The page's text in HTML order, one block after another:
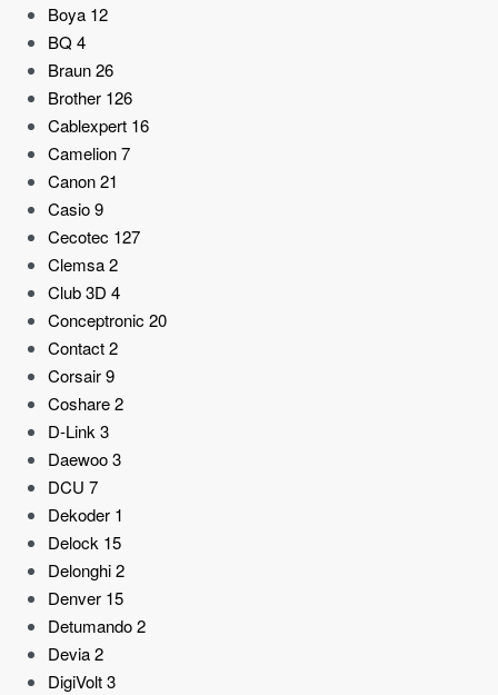
Boya 12
BQ 4
Braun26
Brother 126
Cablexpert 16
Camelion7
Canon21
Casio9
Cecotec 127
Clemsa2
Club 3D 4
Conceptronic 20
Contact2
Corsair9
Coshare2
D-Link3
Daewoo3
DCU 7
Dekoder 1
Delock 15
Delonghi2
Denver 15
Detumando2
Devia2
DigiVolt3